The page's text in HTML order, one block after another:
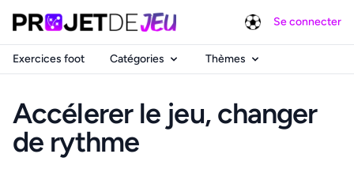
Se connecter
Exercices foot Catégories Thèmes
Accélerer le jeu, changer
de rythme